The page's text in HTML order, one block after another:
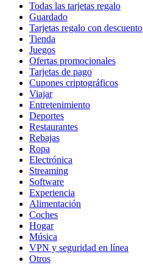
Todas las tarjetas regalo
Guardado
Tarjetas regalo con descuento
Tienda
Juegos
Ofertas promocionales
Tarjetas de pago
Cupones criptográficos
Viajar
Entretenimiento
Deportes
Restaurantes
Rebajas
Ropa
Electrónica
Streaming
Software
Experiencia
Alimentación
Coches
Hogar
Música
VPN y seguridad en línea
Otros